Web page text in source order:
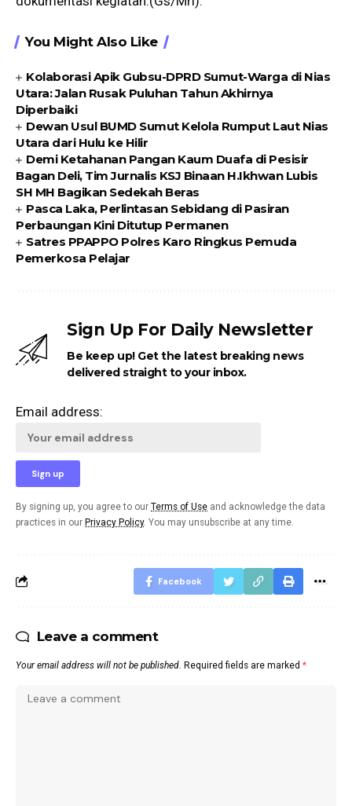
You Might Also Like
Kolaborasi Apik Gubsu-DPRD Sumut-Warga di Nias
Utara: Jalan Rusak Puluhan Tahun Akhirnya
Diperbaiki
Dewan Usul BUMD Sumut Kelola Rumput Laut Nias
Utara dari Hulu ke Hilir
Demi Ketahanan Pangan Kaum Duafa di Pesisir
Bagan Deli, Tim Jurnalis KSJ Binaan H.Ikhwan Lubis
SH MH Bagikan Sedekah Beras
Pasca Laka, Perlintasan Sebidang di Pasiran
Perbaungan Kini Ditutup Permanen
Satres PPAPPO Polres Karo Ringkus Pemuda
Pemerkosa Pelajar
Sign Up For Daily Newsletter
Be keep up! Get the latest breaking news
delivered straight to your inbox.
Email address:
By signing up, you agree to our Terms of Use and acknowledge the data
practices in our Privacy Policy. You may unsubscribe at any time.
Facebook
Leave a comment
Your email address will not be published. Required fields are marked *